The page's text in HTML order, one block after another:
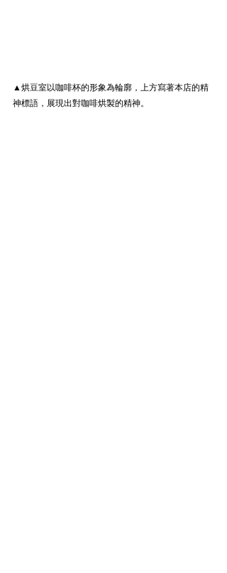
▲烘豆室以咖啡杯的形象為輪廓，上方寫著本店的精
神標語，展現出對咖啡烘製的精神。